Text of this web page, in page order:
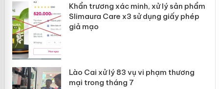
Khẩn trương xác minh, xử lý sản phẩm
Slimaura Care x3 sử dụng giấy phép
giả mạo
Lào Cai xử lý 83 vụ vi phạm thương
mại trong tháng 7